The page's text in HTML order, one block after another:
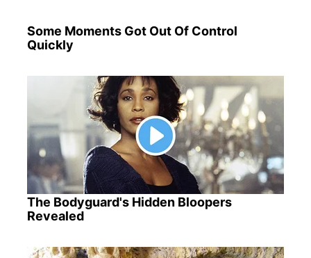
Some Moments Got Out Of Control
Quickly
The Bodyguard's Hidden Bloopers
Revealed